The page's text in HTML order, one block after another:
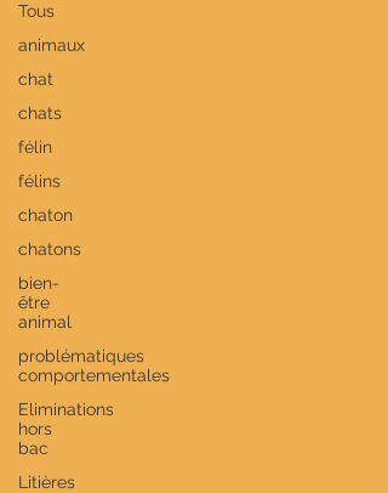
Tous
animaux
chat
chats
félin
félins
chaton
chatons
bien-
être
animal
problématiques
comportementales
Eliminations
hors
bac
Litières